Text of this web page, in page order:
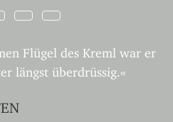
Flügel des Kreml war er
längst überdrüssig.«